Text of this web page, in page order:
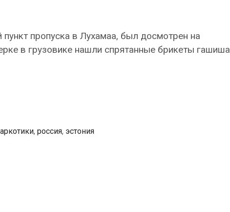
пропуска в Лухамаа, был досмотрен на
в грузовике нашли спрятанные брикеты гашиша
, россия, эстония